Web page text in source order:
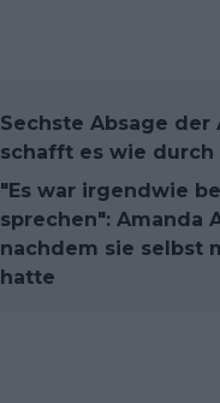
Sechste Absage der
schafft es wie
"Es war irgendwie
sprechen": Amanda
nachdem sie selbst
hatte